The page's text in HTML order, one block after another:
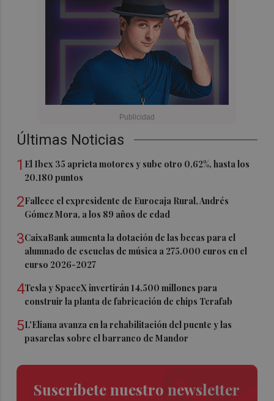
Últimas Noticias
1 El Ibex 35 aprieta motores y sube otro 0,62%, hasta los
20.180 puntos
2Fallece el expresidente de Eurocaja Rural, Andrés
Gómez Mora, a los 89 años de edad
3CaixaBank aumenta la dotación de las becas para el
alumnado de escuelas de música a 275.000 euros en el
curso 2026-2027
4Tesla y SpaceX invertirán 14.500 millones para
construir la planta de fabricación de chips Terafab
5L'Eliana avanza en la rehabilitación del puente y las
pasarelas sobre el barranco de Mandor
Suscríbete nuestro newsletter